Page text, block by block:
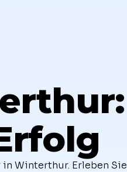
Winterthur. Erleben Sie